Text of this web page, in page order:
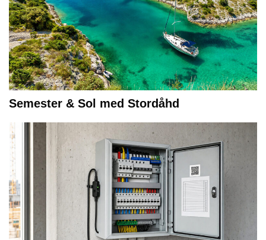
Semester & Sol med Stordåhd